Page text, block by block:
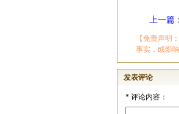
上一篇：
【免责声明
事实，或影
发表评论
*评论内容：